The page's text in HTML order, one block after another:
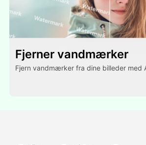
Fjerner vandmærker
Fjern vandmærker fra dine billeder med